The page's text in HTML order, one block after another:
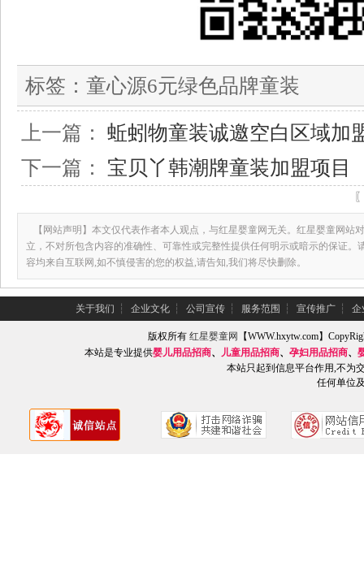
标签： 童心源6元绿色品牌童装
上一篇： 蚯蚓物童装诚邀空白区域加
下一篇： 宝贝丫韩潮牌童装加盟项目
【网站声明】本文仅代表作者本人观点，与红星婴童网无关。红星婴童网站
立，不对所包含内容的准确性、可靠性或完整性提供任何明示或暗示的保证。
容均来自互联网,如不慎侵害的您的权益,请告知,我们将尽快删除。
关于我们 ┆ 企业文化 ┆ 公司宣传 ┆ 服务范围 ┆ 宣传推广 ┆ 企
版权所有红星婴童网
【WWW.hxytw.com】
本站是专业提供婴儿用品招商、 儿童用品招商、 孕妇用品招商、
本站只起到信息平台作用,不为
任何单位